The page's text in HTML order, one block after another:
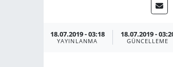
18.07.2019 - 03:18
YAYINLANMA
18.07.2019 -
GÜNCELLEME